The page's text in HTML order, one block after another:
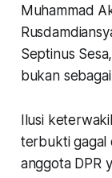
Muhammad
Septinus
bukan
Ilusi
terbukti gagal
anggota DPR